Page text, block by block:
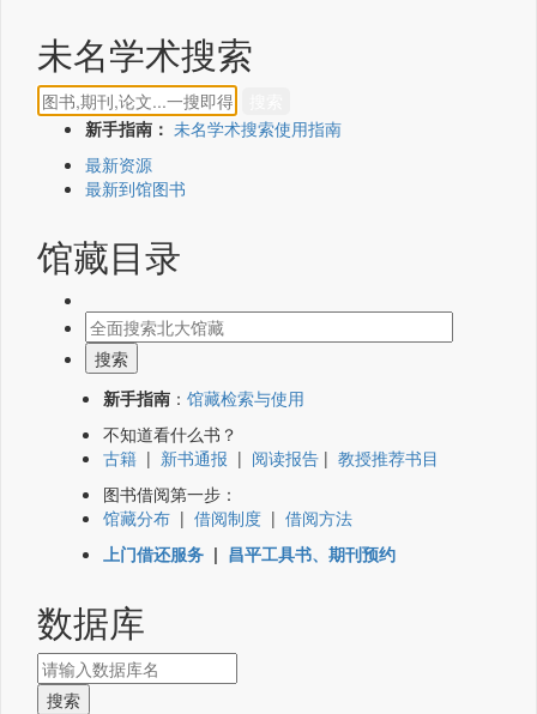
未名学术搜索
新手指南： 未名学术搜索使用指南
最新资源
最新到馆图书
馆藏目录
新手指南 ： 馆藏检索与使用
不知道看什么书？
古籍 | 新书通报 | 阅读报告 | 教授推荐书目
图书借阅第一步：
馆藏分布 | 借阅制度 | 借阅方法
上门借还服务 | 昌平工具书、期刊预约
数据库